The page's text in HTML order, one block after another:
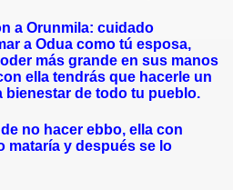
a Orunmila: cuidado
a Odua como tú esposa,
más grande en sus manos
ella tendrás que hacerle un
bienestar de todo tu pueblo.
no hacer ebbo, ella con
mataría y después se lo